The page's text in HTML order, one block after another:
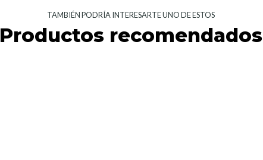
TAMBIÉN PODRÍA INTERESARTE UNO DE ESTOS
Productos recomendados